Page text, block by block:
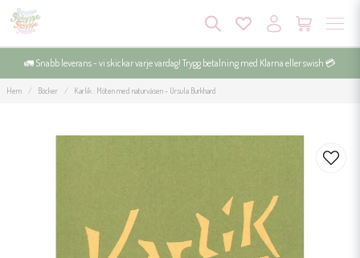
🚛 Snabb leverans - vi skickar varje vardag! Trygg betalning med Klarna eller swish 💳
Hem Böcker Karlik : Möten med naturväsen - Ursula Burkhard